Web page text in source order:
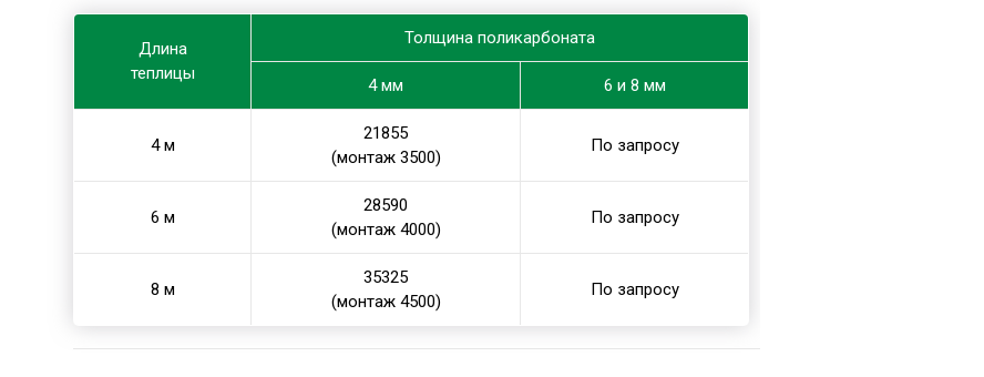
Длина
теплицы
Толщина поликарбоната
4 мм 6 и 8 мм
4 м
21855
(монтаж 3500)
По запросу
6 м
28590
(монтаж 4000)
По запросу
8 м
35325
(монтаж 4500)
По запросу